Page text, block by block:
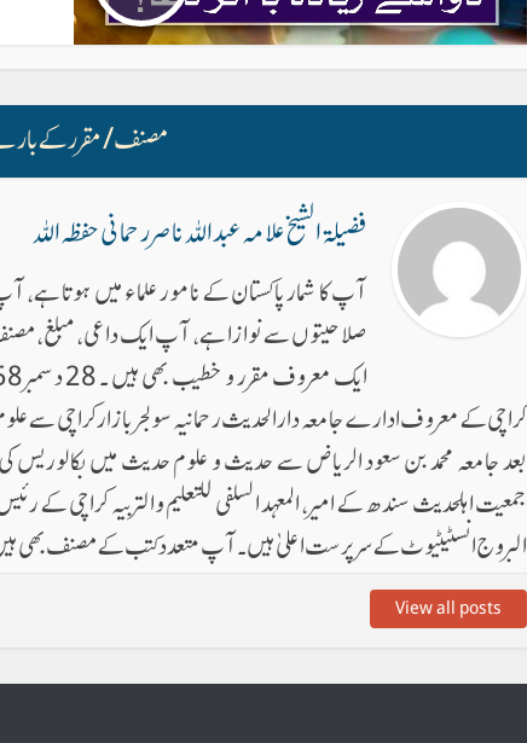
مصنف/ مقرر کے
فضیلۃ الشیخ علامہ عبد اللہ ناصر رحمانی حفظہ اللہ
آپ کا شمار پاکستان کے نامور علماء میں ہوتا ہے ،
صلاحیتوں سے نوازا ہے ، آپ ایک داعی ، مبلغ ،
کراچی کے معروف ادارے جامعہ دارالحدیث رحمانیہ سولجر بازار کراچی سے
بعد جامعہ محمد بن سعود الریاض سے حدیث و علوم حدیث میں
جمعیت اہلحدیث سندھ کے امیر ، المعہد السلفی للتعلیم والتربیہ کراچی کے
البروج انسٹیٹیوٹ کے سرپرست اعلیٰ ہیں۔ آپ متعدد کتب کے مصنف بھی
View all posts